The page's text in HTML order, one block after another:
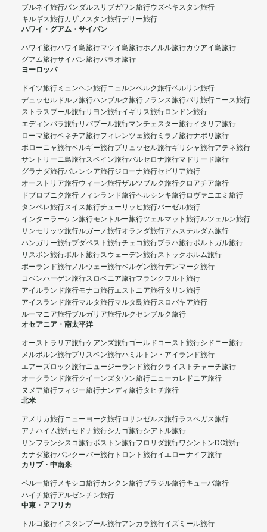
ブルネイ旅行バンダルスリブガワン旅行ウズベキスタン旅行
キルギス旅行カザフスタン旅行デリー旅行
ハワイ・グアム・サイパン
ハワイ旅行ハワイ島旅行マウイ島旅行ホノルル旅行カウアイ島旅行
グアム旅行サイパン旅行パラオ旅行
ヨーロッパ
ドイツ旅行 ミュンヘン旅行ニュルンベルク旅行ベルリン旅行
デュッセルドルフ旅行ハンブルク旅行フランス旅行パリ旅行ニース旅行
ストラスブール旅行リヨン旅行イギリス旅行ロンドン旅行
エディンバラ旅行リバプール旅行マンチェスター旅行イタリア旅行
ローマ旅行ベネチア旅行フィレンツェ旅行 ミラノ旅行ナポリ旅行
ボローニャ旅行ベルギー旅行ブリュッセル旅行ギリシャ旅行アテネ旅行
サントリーニ島旅行スペイン旅行バルセロナ旅行マドリード旅行
グラナダ旅行バレンシア旅行ジローナ旅行セビリア旅行
オーストリア旅行ウィーン旅行ザルツブルク旅行クロアチア旅行
ドブロブニク旅行フィンランド旅行ヘルシンキ旅行ロヴァニエミ旅行
タンペレ旅行スイス旅行チューリッヒ旅行バーゼル旅行
インターラーケン旅行モントルー旅行ツェルマット旅行ルツェルン旅行
サンモリッツ旅行ルガーノ旅行オランダ旅行アムステルダム旅行
ハンガリー旅行ブダペスト旅行チェコ旅行プラハ旅行ポルトガル旅行
リスボン旅行ポルト旅行スウェーデン旅行ストックホルム旅行
ポーランド旅行ノルウェー旅行ベルゲン旅行デンマーク旅行
コペンハーゲン旅行スロベニア旅行フランクフルト旅行
アイルランド旅行モナコ旅行エストニア旅行タリン旅行
アイスランド旅行マルタ旅行マルタ島旅行スロバキア旅行
ルーマニア旅行ブルガリア旅行ルクセンブルク旅行
オセアニア・南太平洋
オーストラリア旅行ケアンズ旅行ゴールドコースト旅行シドニー旅行
メルボルン旅行ブリスベン旅行ハミルトン・アイランド旅行
エアーズロック旅行ニュージーランド旅行クライストチャーチ旅行
オークランド旅行クイーンズタウン旅行ニューカレドニア旅行
ヌメア旅行フィジー旅行ナンディ旅行タヒチ旅行
北米
アメリカ旅行ニューヨーク旅行ロサンゼルス旅行ラスベガス旅行
アナハイム旅行セドナ旅行シカゴ旅行シアトル旅行
サンフランシスコ旅行ボストン旅行フロリダ旅行ワシントンDC旅行
カナダ旅行バンクーバー旅行 トロント旅行イエローナイフ旅行
カリブ・中南米
ペルー旅行メキシコ旅行カンクン旅行ブラジル旅行キューバ旅行
ハイチ旅行アルゼンチン旅行
中東・アフリカ
トルコ旅行イスタンブール旅行アンカラ旅行イズミール旅行